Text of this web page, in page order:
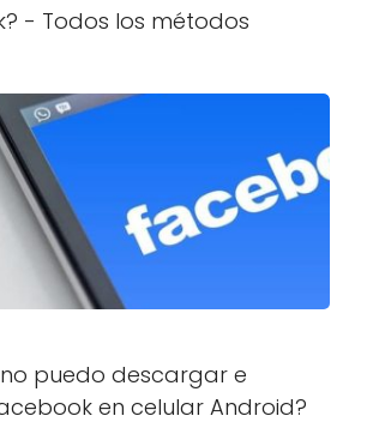
- Todos los métodos
puedo descargar e
en celular Android?